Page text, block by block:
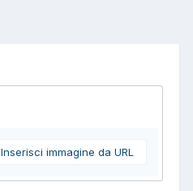
Inserisci immagine da URL